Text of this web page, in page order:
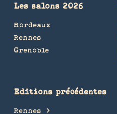
Les salons 2026
Bordeaux
Rennes
Grenoble
Editions précédentes
Rennes